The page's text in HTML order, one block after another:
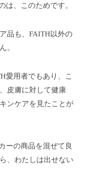
は、このためです。
品も、FAITH以外の
。
愛用者でもあり、こ
皮膚に対して健康
ンケアを見たことが
ーの商品を混ぜて良
、わたしは出せない